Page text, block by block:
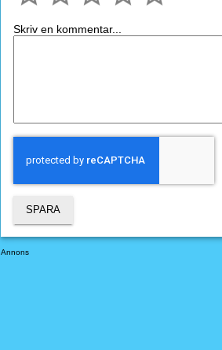
Skriv en kommentar...
Annons